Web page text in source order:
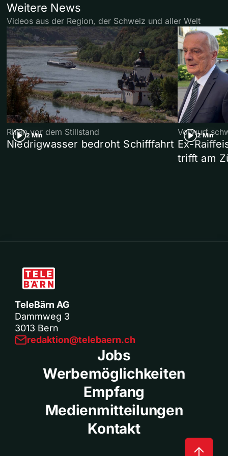
Weitere News
Videos aus der Region, der Schweiz und aller Welt
2 Min
Rhein vor dem Stillstand
Niedrigwasser bedroht Schifffahrt
2 Min
Vorwurf
Ex-
trifft am
TeleBärn AG
Dammweg 3
3013 Bern
redaktion@telebaern.ch
Jobs
Werbemöglichkeiten
Empfang
Medienmitteilungen
Kontakt